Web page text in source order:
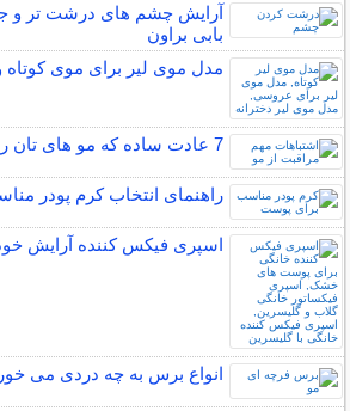
آرایش چشم های درشت تر و
بابی براون
مدل موی لیر برای موی کوتاه
7 عادت ساده که مو های تان را نابود می کند!!
راهنمای انتخاب کرم پودر
اسپری فیکس کننده آرایش خود
انواع برس به چه دردی می